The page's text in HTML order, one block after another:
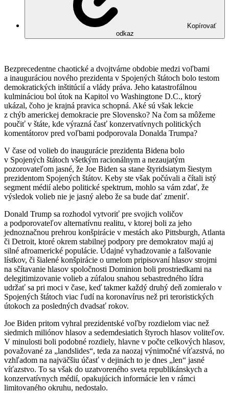
Kopírovať
odkaz
Bezprecedentne chaotické a dvojtvárne obdobie medzi voľbami
a inauguráciou nového prezidenta v Spojených štátoch bolo testom
demokratických inštitúcií a vlády práva. Jeho katastrofálnou
kulmináciou bol útok na Kapitol vo Washingtone D.C., ktorý
ukázal, čoho je krajná pravica schopná. Aké sú však lekcie
z chýb americkej demokracie pre Slovensko? Na čom sa môžeme
poučiť v štáte, kde výrazná časť konzervatívnych politických
komentátorov pred voľbami podporovala Donalda Trumpa?
V čase od volieb do inaugurácie prezidenta Bidena bolo
v Spojených štátoch všetkým racionálnym a nezaujatým
pozorovateľom jasné, že Joe Biden sa stane štyridsiatym šiestym
prezidentom Spojených štátov. Keby ste však počúvali a čítali istý
segment médií alebo politické spektrum, mohlo sa vám zdať, že
výsledok volieb nie je jasný alebo že sa bude dať zmeniť.
Donald Trump sa rozhodol vytvoriť pre svojich voličov
a podporovateľov alternatívnu realitu, v ktorej boli za jeho
jednoznačnou prehrou konšpirácie v mestách ako Pittsburgh, Atlanta
či Detroit, ktoré okrem stabilnej podpory pre demokratov majú aj
silné afroamerické populácie. Údajné vyhadzovanie a falšovanie
lístkov, či šialené konšpirácie o umelom pripisovaní hlasov strojmi
na sčítavanie hlasov spoločnosti Dominion boli prostriedkami na
delegitimizovanie volieb a zúfalou snahou sebastredného lídra
udržať sa pri moci v čase, keď takmer každý druhý deň zomieralo v
Spojených štátoch viac ľudí na koronavírus než pri teroristických
útokoch za posledných dvadsať rokov.
Joe Biden pritom vyhral prezidentské voľby rozdielom viac než
siedmich miliónov hlasov a sedemdesiatich štyroch hlasov voliteľov.
V minulosti boli podobné rozdiely, hlavne v počte celkových hlasov,
považované za „landslides“, teda za naozaj výnimočné víťazstvá, no
vzhľadom na najväčšiu účasť v dejinách to je dnes „len“ jasné
víťazstvo. To sa však do uzatvoreného sveta republikánskych a
konzervatívnych médií, opakujúcich informácie len v rámci
limitovaného okruhu, nedostalo.